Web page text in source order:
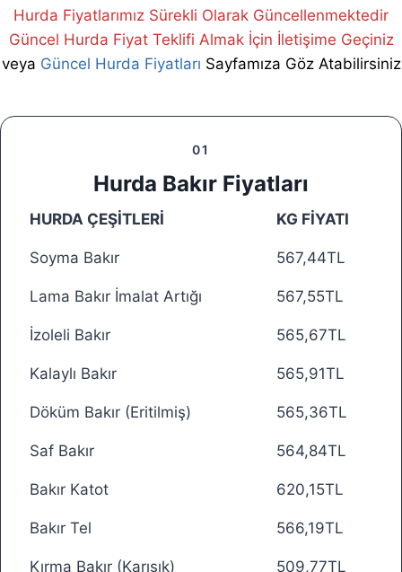
Hurda Fiyatlarımız Sürekli Olarak Güncellenmektedir
Güncel Hurda Fiyat Teklifi Almak İçin İletişime Geçiniz
veya Güncel Hurda Fiyatları Sayfamıza Göz Atabilirsiniz
01
Hurda Bakır Fiyatları
HURDA ÇEŞİTLERİ KG FİYATI
Soyma Bakır 567,44TL
Lama Bakır İmalat Artığı 567,55TL
İzoleli Bakır 565,67TL
Kalaylı Bakır 565,91TL
Döküm Bakır (Eritilmiş) 565,36TL
Saf Bakır 564,84TL
Bakır Katot 620,15TL
Bakır Tel 566,19TL
Kırma Bakır (Karışık) 509,77TL